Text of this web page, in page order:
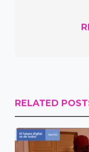
RELATED